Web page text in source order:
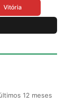
Vitória
12 meses